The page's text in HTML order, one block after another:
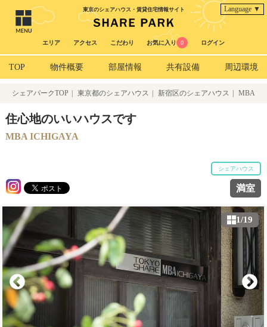
東京のシェアハウス・賃貸住宅情報サイト Language ▼
エリア アクセス こだわり お気に入り 0 ログイン
TOP 物件概要 部屋情報 共有設備 周辺環境
シェアパークTOP 東京都のシェアハウス 新宿区のシェアハウス MBA
ICHIGAYA
住心地のいいハウスです
MBA ICHIGAYA
シェアハウス
満室
1/19